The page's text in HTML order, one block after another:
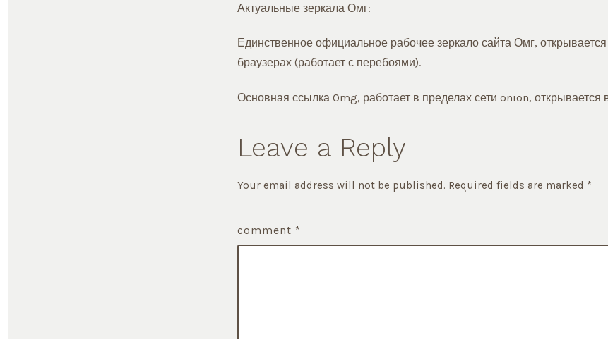
Актуальные зеркала Омг:
Единственное официальное рабочее зеркало сайта Омг,
браузерах (работает с перебоями).
Основная ссылка Omg, работает в пределах сети onion, открывается
Leave a Reply
Your email address will not be published. Required fields are marked *
comment *